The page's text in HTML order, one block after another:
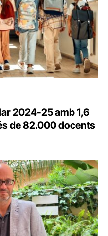
2024-25 amb 1,6
de 82.000 docents